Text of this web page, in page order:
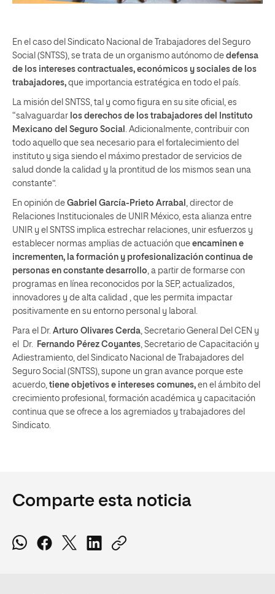
En el caso del Sindicato Nacional de Trabajadores del Seguro
Social (SNTSS), se trata de un organismo autónomo de defensa
de los intereses contractuales, económicos y sociales de los
trabajadores, que importancia estratégica en todo el país.
La misión del SNTSS, tal y como figura en su site oficial, es
“salvaguardar los derechos de los trabajadores del Instituto
Mexicano del Seguro Social . Adicionalmente, contribuir con
todo aquello que sea necesario para el fortalecimiento del
instituto y siga siendo el máximo prestador de servicios de
salud donde la calidad y la prontitud de los mismos sean una
constante”.
En opinión de Gabriel García-Prieto Arrabal , director de
Relaciones Institucionales de UNIR México, esta alianza entre
UNIR y el SNTSS implica estrechar relaciones, unir esfuerzos y
establecer normas amplias de actuación que encaminen e
incrementen, la formación y profesionalización continua de
personas en constante desarrollo, a partir de formarse con
programas en línea reconocidos por la SEP, actualizados,
innovadores y de alta calidad , que les permita impactar
positivamente en su entorno personal y laboral.
Para el Dr. Arturo Olivares Cerda, Secretario General Del CEN y
el Dr.
Fernando Pérez Coyantes, Secretario de Capacitación y
Adiestramiento, del Sindicato Nacional de Trabajadores del
Seguro Social (SNTSS), supone un gran avance porque este
acuerdo, tiene objetivos e intereses comunes, en el ámbito del
crecimiento profesional, formación académica y capacitación
continua que se ofrece a los agremiados y trabajadores del
Sindicato.
Comparte esta noticia